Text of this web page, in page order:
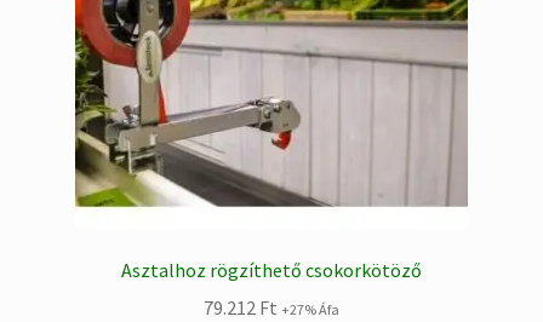
Asztalhoz rögzíthető csokorkötöző
79.212 Ft +27% Áfa